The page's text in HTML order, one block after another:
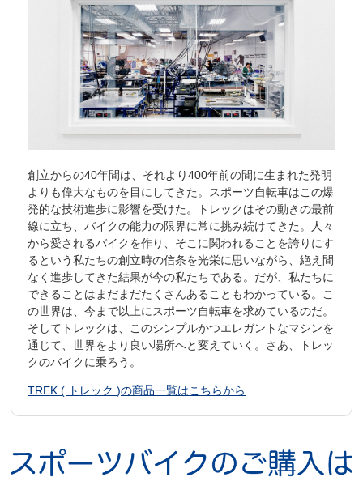
創立からの40年間は、それより400年前の間に生まれた発明
よりも偉大なものを目にしてきた。スポーツ自転車はこの爆
発的な技術進歩に影響を受けた。トレックはその動きの最前
線に立ち、バイクの能力の限界に常に挑み続けてきた。人々
から愛されるバイクを作り、そこに関われることを誇りにす
るという私たちの創立時の信条を光栄に思いながら、絶え間
なく進歩してきた結果が今の私たちである。だが、私たちに
できることはまだまだたくさんあることもわかっている。こ
の世界は、今まで以上にスポーツ自転車を求めているのだ。
そしてトレックは、このシンプルかつエレガントなマシンを
通じて、世界をより良い場所へと変えていく。さあ、トレッ
クのバイクに乗ろう。
TREK ( トレック )の商品一覧はこちらから